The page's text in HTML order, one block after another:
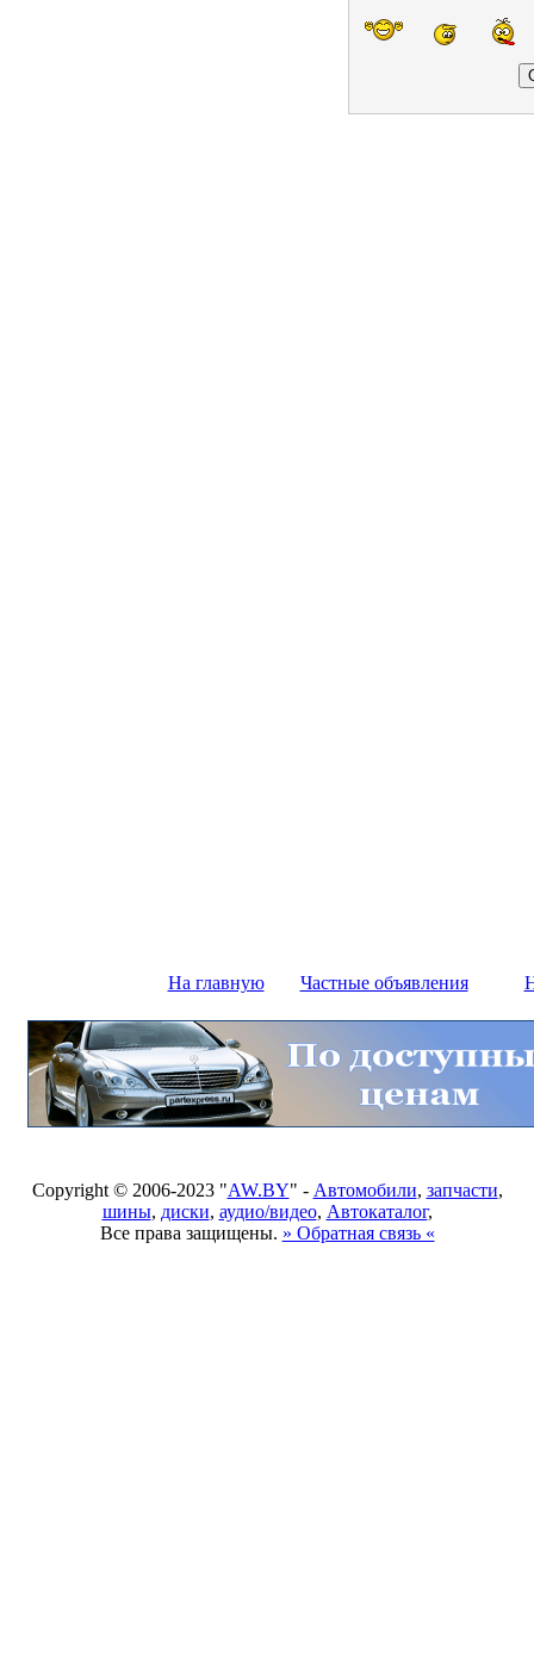
На главную Частные объявления
Copyright © 2006-2023 "AW.BY" - Автомобили, запчасти,
шины, диски, аудио/видео, Автокаталог,
Все права защищены. » Обратная связь «